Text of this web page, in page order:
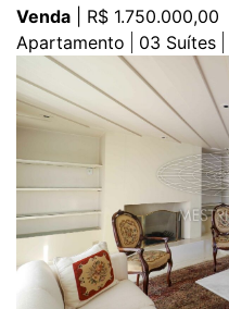
Venda | R$ 1.750.000,00
Apartamento
03 Suítes